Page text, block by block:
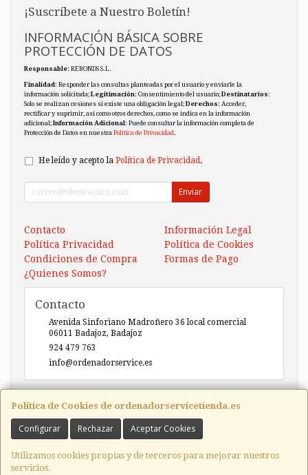
Política de Cookies de ordenadorservicetienda.es
Configurar Rechazar Aceptar Cookies
Utilizamos cookies propias y de terceros para mejorar nuestros
servicios.
¡Suscríbete a Nuestro Boletín!
INFORMACIÓN BÁSICA SOBRE
PROTECCIÓN DE DATOS
Responsable: REBONDS S.L.
Finalidad: Responder las consultas planteadas por el usuario y enviarle la
información solicitada;Legitimación: Consentimiento del usuario;Destinatarios:
Solo se realizan cesiones si existe una obligación legal;Derechos: Acceder,
rectificar y suprimir, así como otros derechos, como se indica en la información
adicional;Información Adicional: Puede consultar la información completa de
Protección de Datos en nuestra Política de Privacidad.
He leído y acepto la Política de Privacidad .
Enviar
Contacto
Información Legal
Política Privacidad
Política de Cookies
Condiciones de Compra
Formas de Pago
¿Quienes Somos?
Contacto
Avenida Sinforiano Madroñero 36 local comercial
06011 Badajoz, Badajoz
924 479 763
info@ordenadorservice.es
Horario
Lunes-Viernes 9h30-14h00 / 17h00-20h30 Sábado 10h30-
14h00